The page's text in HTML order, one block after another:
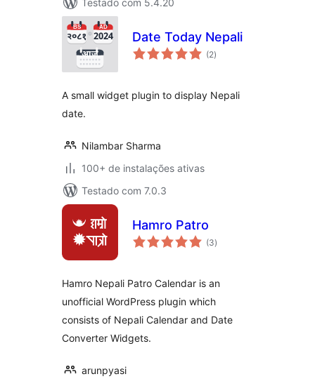
Testado com 5.4.20
Date Today Nepali
(2total
de
)
A small widget plugin to display Nepali
date.
Nilambar Sharma
100+ de instalações ativas
Testado com 7.0.3
Hamro Patro
(3total
de
)
Hamro Nepali Patro Calendar is an
unofficial WordPress plugin which
consists of Nepali Calendar and Date
Converter Widgets.
arunpyasi